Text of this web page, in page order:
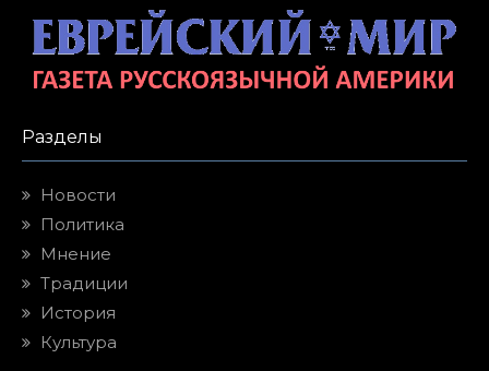
Разделы
Новости
Политика
Мнение
Традиции
История
Культура